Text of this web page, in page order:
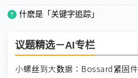
什麽是「关键字追踪」
议题精选－AI专栏
小螺丝到大数据：Bossard紧固